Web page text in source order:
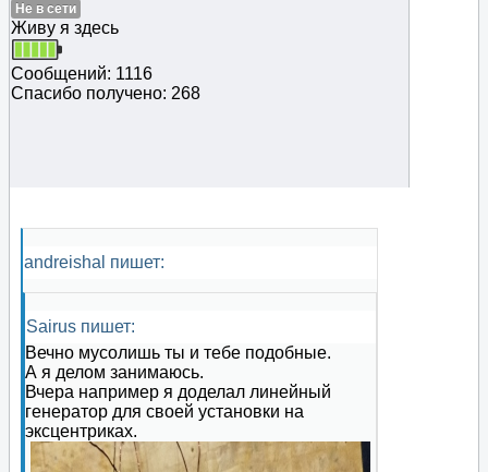
Не в сети
Живу я здесь
Сообщений: 1116
Спасибо получено: 268
andreishal пишет:
Sairus пишет:
Вечно мусолишь ты и тебе подобные.
А я делом занимаюсь.
Вчера например я доделал линейный
генератор для своей установки на
эксцентриках.